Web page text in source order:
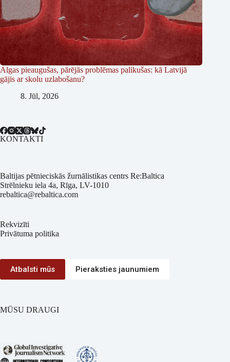
Algas pieaugušas, pārējās problēmas palikušas: kā Latvijā
gājis ar skolu uzlabošanu?
8. Jūl, 2026
KONTAKTI
Baltijas pētnieciskās žurnālistikas centrs Re:Baltica
Strēlnieku iela 4a, Rīga, LV-1010
rebaltica@rebaltica.com
Rekvizīti
Privātuma politika
Atbalsti mūs Pieraksties jaunumiem
MŪSU DRAUGI